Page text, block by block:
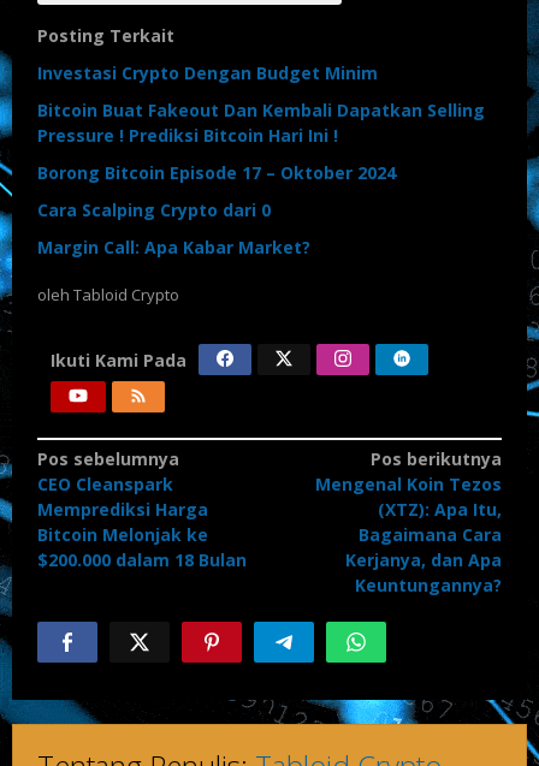
Posting Terkait
Investasi Crypto Dengan Budget Minim
Bitcoin Buat Fakeout Dan Kembali Dapatkan Selling
Pressure ! Prediksi Bitcoin Hari Ini !
Borong Bitcoin Episode 17 – Oktober 2024
Cara Scalping Crypto dari 0
Margin Call: Apa Kabar Market?
oleh Tabloid Crypto
Ikuti Kami Pada
Pos sebelumnya
CEO Cleanspark
Memprediksi Harga
Bitcoin Melonjak ke
$200.000 dalam 18 Bulan
Pos berikutnya
Mengenal Koin Tezos
(XTZ): Apa Itu,
Bagaimana Cara
Kerjanya, dan Apa
Keuntungannya?